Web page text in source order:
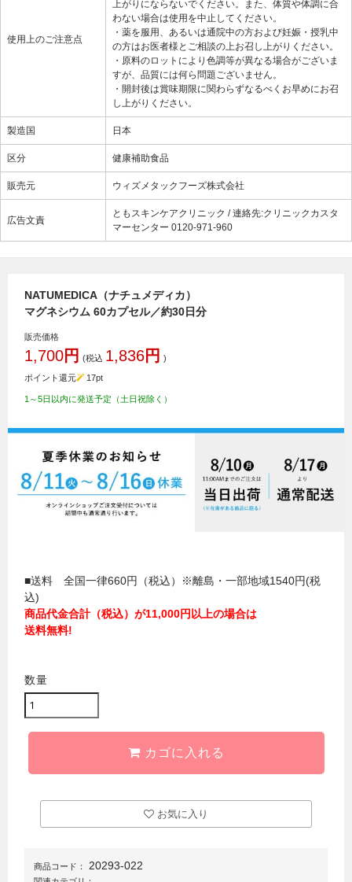
使用上のご注意点
上がりにならないでください。また、体質や体調に合
わない場合は使用を中止してください。
・薬を服用、あるいは通院中の方および妊娠・授乳中
の方はお医者様とご相談の上お召し上がりください。
・原料のロットにより色調等が異なる場合がございま
すが、品質には何ら問題ございません。
・開封後は賞味期限に関わらずなるべくお早めにお召
し上がりください。
製造国 日本
区分 健康補助食品
販売元 ウィズメタックフーズ株式会社
広告文責
ともスキンケアクリニック / 連絡先:クリニックカスタ
マーセンター 0120-971-960
NATUMEDICA（ナチュメディカ）
マグネシウム 60カプセル／約30日分
販売価格
1,700円 (税込 1,836円 )
ポイント還元 17pt
1～5日以内に発送予定（土日祝除く）
■送料 全国一律660円（税込）※離島・一部地域1540円(税
込)
商品代金合計（税込）が11,000円以上の場合は
送料無料!
数量
カゴに入れる
お気に入り
商品コード： 20293-022